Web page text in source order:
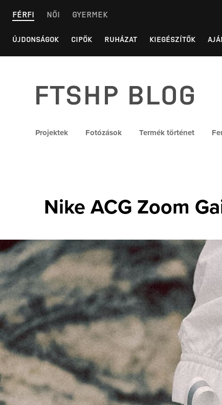
FÉRFI NŐI GYERMEK
ÚJDONSÁGOK CIPŐK RUHÁZAT KIEGÉSZÍTŐK
FTSHP blog
Projektek Fotózások Termék történet
Nike ACG Zoom